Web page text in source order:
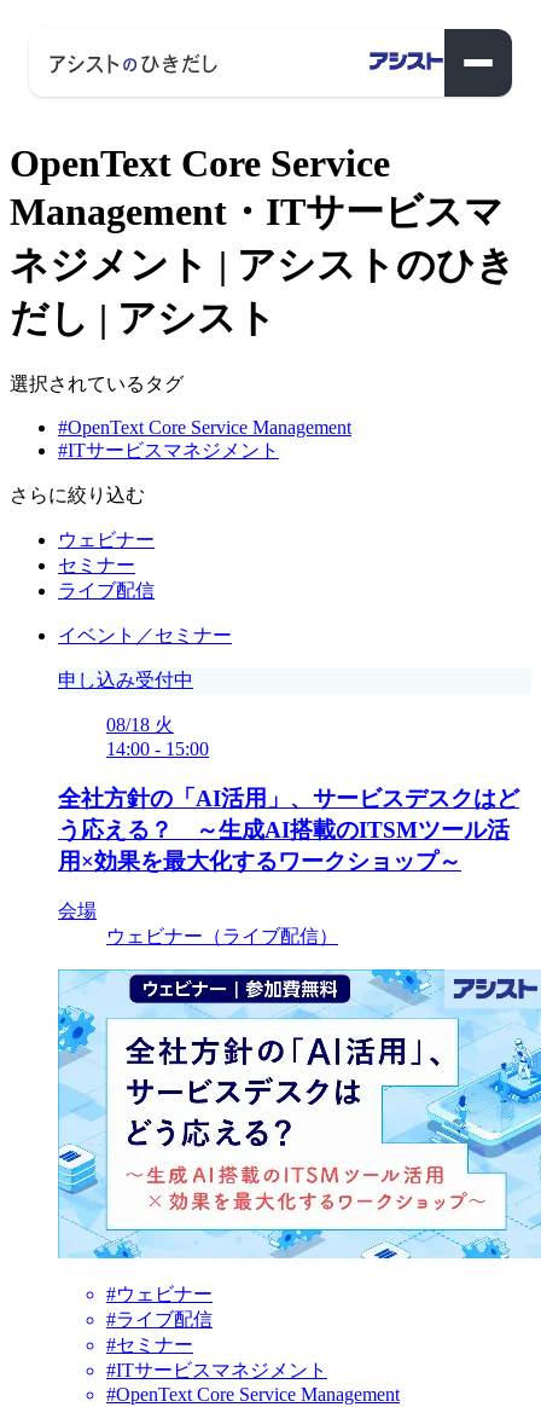
OpenText Core Service
Management・ITサービスマ
ネジメント | アシストのひき
だし | アシスト
選択されているタグ
#OpenText Core Service Management
#ITサービスマネジメント
さらに絞り込む
ウェビナー
セミナー
ライブ配信
イベント／セミナー
申し込み受付中
08/18 火
14:00 - 15:00
全社方針の「AI活用」、サービスデスクはど
う応える？ ～生成AI搭載のITSMツール活
用×効果を最大化するワークショップ～
会場
ウェビナー（ライブ配信）
#ウェビナー
#ライブ配信
#セミナー
#ITサービスマネジメント
#OpenText Core Service Management